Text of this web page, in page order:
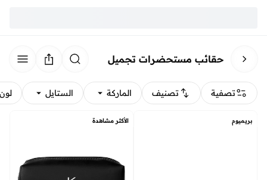
حقائب مستحضرات تجميل
تصفية تصنيف الماركة الستايل لون
بريميوم الأكثر مشاهدة